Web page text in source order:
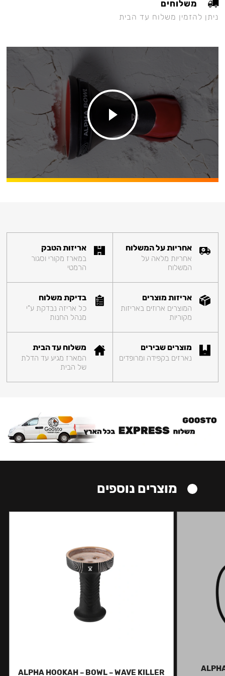
משלוחים
ניתן להזמין משלוח עד הבית
אחריות על המשלוח
אחריות מלאה על
המשלוח
אריזות הטבק
במארז מקורי וסגור
הרמטי
אריזות מוצרים
המוצרים ארוזים באריזות
מקוריות
בדיקת משלוח
כל אריזה נבדקת ע"י
מנהל החנות
מוצרים שבירים
נארזים בקפידה ומרופדים
משלוח עד הבית
המארז מגיע עד הדלת
של הבית
מוצרים נוספים
ALPHA HOOKAH – BOWL – WAVE KILLER